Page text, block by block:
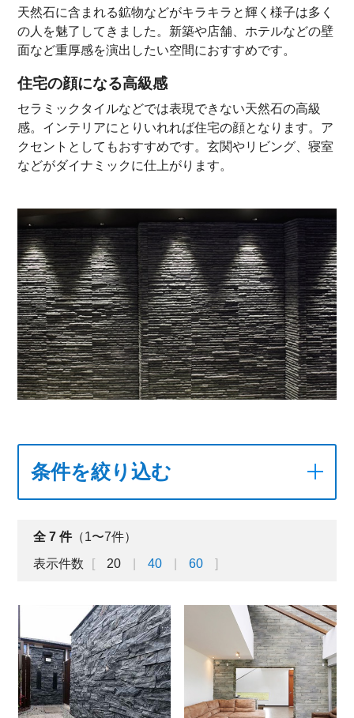
天然石に含まれる鉱物などがキラキラと輝く様子は多く
の人を魅了してきました。新築や店舗、ホテルなどの壁
面など重厚感を演出したい空間におすすめです。
住宅の顔になる高級感
セラミックタイルなどでは表現できない天然石の高級
感。インテリアにとりいれれば住宅の顔となります。ア
クセントとしてもおすすめです。玄関やリビング、寝室
などがダイナミックに仕上がります。
条件を絞り込む
全7 件（1〜7件）
表示件数
20 40 60